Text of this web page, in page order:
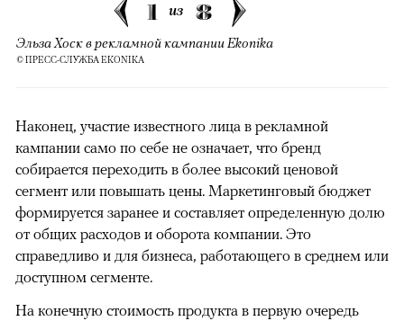
1 из 8
Эльза Хоск в рекламной кампании Ekonika
© ПРЕСС-СЛУЖБА EKONIKA
Наконец, участие известного лица в рекламной
кампании само по себе не означает, что бренд
собирается переходить в более высокий ценовой
сегмент или повышать цены. Маркетинговый бюджет
формируется заранее и составляет определенную долю
от общих расходов и оборота компании. Это
справедливо и для бизнеса, работающего в среднем или
доступном сегменте.
На конечную стоимость продукта в первую очередь